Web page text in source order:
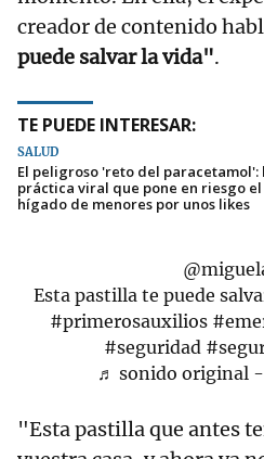
creador de contenido
puede salvar la vida".
TE PUEDE INTERESAR:
SALUD
El peligroso 'reto del paracetamol':
práctica viral que pone en riesgo el
hígado de menores por unos likes
Esta pastilla te puede
#primerosauxilios
#seguridad
♬ sonido original -
"Esta pastilla que antes